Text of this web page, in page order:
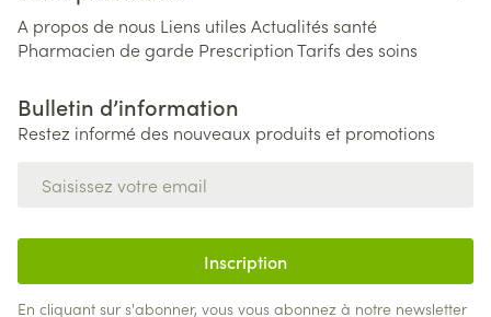
A propos de nous Liens utiles Actualités santé
Pharmacien de garde PrescriptionTarifs des soins
Bulletin d’information
Restez informé des nouveaux produits et promotions
Inscription
En cliquant sur s'abonner, vous vous abonnez à notre newsletter